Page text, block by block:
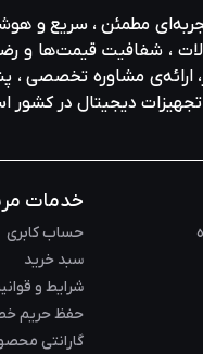
مطمئن ، سریع و
، شفافیت قیمت‌ها و
ارائه‌ی مشاوره‌ تخصصی ،
تجهیزات دیجیتال در
خدمات
حساب کابری
سبد خرید
شرایط و
حفظ حریم
گارانتی